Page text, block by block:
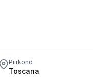
Piirkond
Toscana